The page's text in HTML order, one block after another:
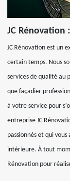
JC
JC Rénovation est un
certain temps. Nous
services de qualité au
que façadier
à votre service pour
entreprise JC
passionnés et qui
intérieure. À tout
Rénovation pour